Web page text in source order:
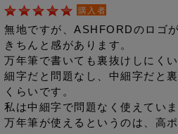
購入者
無地ですが、ASHFORDのロゴ
きちんと感があります。
万年筆で書いても裏抜けしにくい
細字だと問題なし、中細字だと
くらいです。
私は中細字で問題なく使えていま
万年筆が使えるというのは、高ポ